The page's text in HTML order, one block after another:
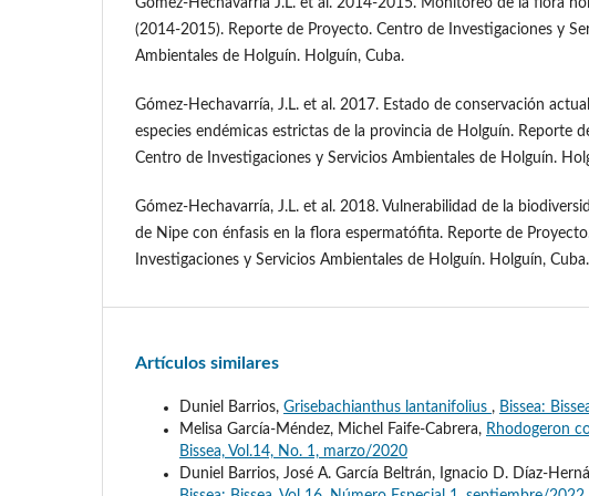
Gómez-Hechavarría J.L. et al. 2014-2015. Monitoreo de la flora
(2014-2015). Reporte de Proyecto. Centro de Investigaciones y
Ambientales de Holguín. Holguín, Cuba.
Gómez-Hechavarría, J.L. et al. 2017. Estado de conservación
especies endémicas estrictas de la provincia de Holguín. Reporte
Centro de Investigaciones y Servicios Ambientales de Holguín.
Gómez-Hechavarría, J.L. et al. 2018. Vulnerabilidad de la
de Nipe con énfasis en la flora espermatófita. Reporte de
Investigaciones y Servicios Ambientales de Holguín. Holguín, Cuba.
Artículos similares
Duniel Barrios, Grisebachianthus lantanifolius , Bissea:
Melisa García-Méndez, Michel Faife-Cabrera, Rhodogeron
Bissea, Vol.14, No. 1, marzo/2020
Duniel Barrios, José A. García Beltrán, Ignacio D. Díaz-